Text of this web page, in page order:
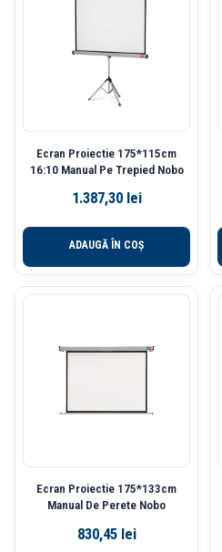
Ecran Proiectie 175*115cm
16:10 Manual Pe Trepied Nobo
1.387,30 lei
ADAUGĂ ÎN COȘ
Ecran Proiectie 175*133cm
Manual De Perete Nobo
830,45 lei